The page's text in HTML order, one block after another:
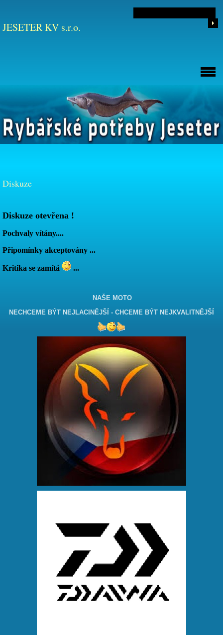
JESETER KV s.r.o.
Diskuze
Diskuze otevřena !
Pochvaly vítány....
Připomínky akceptovány ...
Kritika se zamítá ...
NAŠE MOTO
NECHCEME BÝT NEJLACINĚJŠÍ - CHCEME BÝT NEJKVALITNĚJŠÍ